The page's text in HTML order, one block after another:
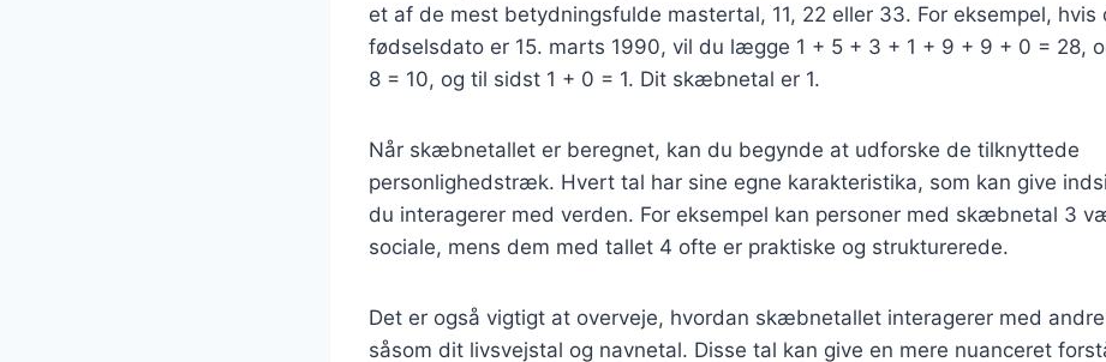
et af de mest betydningsfulde mastertal, 11, 22 eller 33. For eksempel, hvis
fødselsdato er 15. marts 1990, vil du lægge 1 + 5 + 3 + 1 + 9 + 9 + 0 = 28,
8 = 10, og til sidst 1 + 0 = 1. Dit skæbnetal er 1.
Når skæbnetallet er beregnet, kan du begynde at udforske de tilknyttede
personlighedstræk. Hvert tal har sine egne karakteristika, som kan give
du interagerer med verden. For eksempel kan personer med skæbnetal 3
sociale, mens dem med tallet 4 ofte er praktiske og strukturerede.
Det er også vigtigt at overveje, hvordan skæbnetallet interagerer med
såsom dit livsvejstal og navnetal. Disse tal kan give en mere nuanceret